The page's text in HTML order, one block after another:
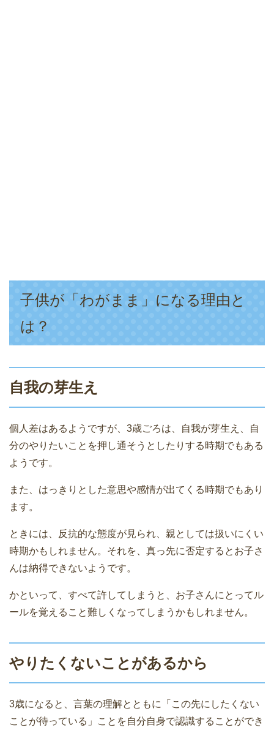
子供が「わがまま」になる理由と
は？
自我の芽生え
個人差はあるようですが、3歳ごろは、自我が芽生え、自
分のやりたいことを押し通そうとしたりする時期でもある
ようです。
また、はっきりとした意思や感情が出てくる時期でもあり
ます。
ときには、反抗的な態度が見られ、親としては扱いにくい
時期かもしれません。それを、真っ先に否定するとお子さ
んは納得できないようです。
かといって、すべて許してしまうと、お子さんにとってル
ールを覚えること難しくなってしまうかもしれません。
やりたくないことがあるから
3歳になると、言葉の理解とともに「この先にしたくない
ことが待っている」ことを自分自身で認識することができ